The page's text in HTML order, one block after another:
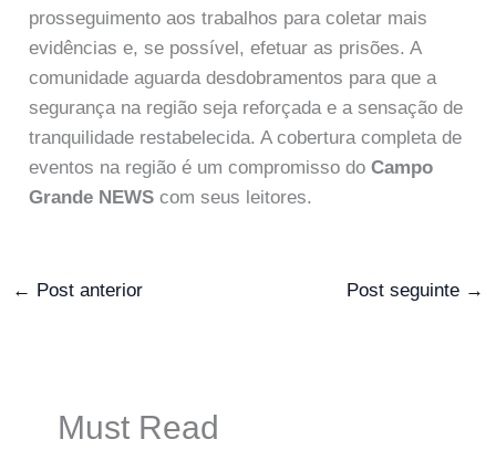
prosseguimento aos trabalhos para coletar mais
evidências e, se possível, efetuar as prisões. A
comunidade aguarda desdobramentos para que a
segurança na região seja reforçada e a sensação de
tranquilidade restabelecida. A cobertura completa de
eventos na região é um compromisso doCampo
Grande NEWS com seus leitores.
← Post anterior Post seguinte →
Must Read